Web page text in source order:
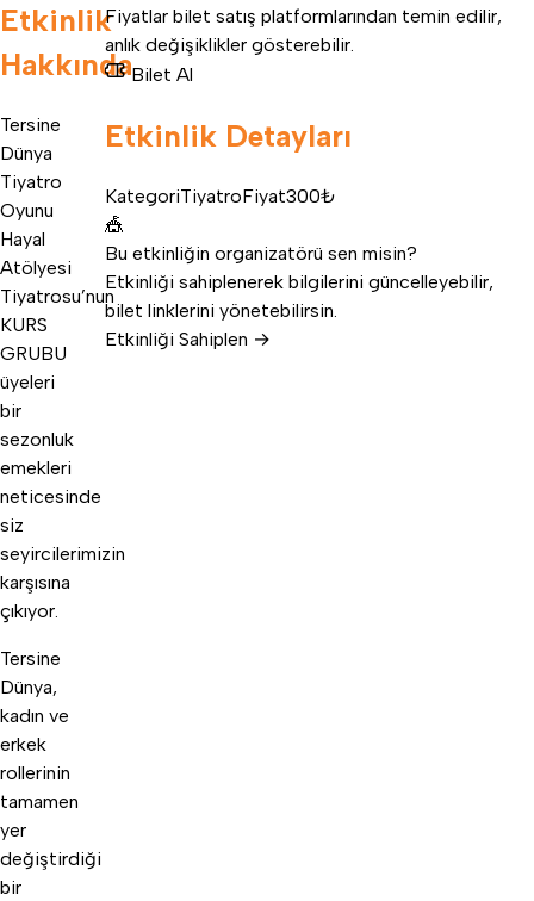
Etkinlik
Hakkında
Tersine
Dünya
Tiyatro
Oyunu
Hayal
Atölyesi
Tiyatrosu’nun
KURS
GRUBU
üyeleri
bir
sezonluk
emekleri
neticesinde
siz
seyircilerimizin
karşısına
çıkıyor.
Tersine
Dünya,
kadın ve
erkek
rollerinin
tamamen
yer
değiştirdiği
bir
Fiyatlar bilet satış platformlarından temin edilir,
anlık değişiklikler gösterebilir.
Bilet Al
Etkinlik Detayları
KategoriTiyatroFiyat300₺
🎪
Bu etkinliğin organizatörü sen misin?
Etkinliği sahiplenerek bilgilerini güncelleyebilir,
bilet linklerini yönetebilirsin.
Etkinliği Sahiplen →